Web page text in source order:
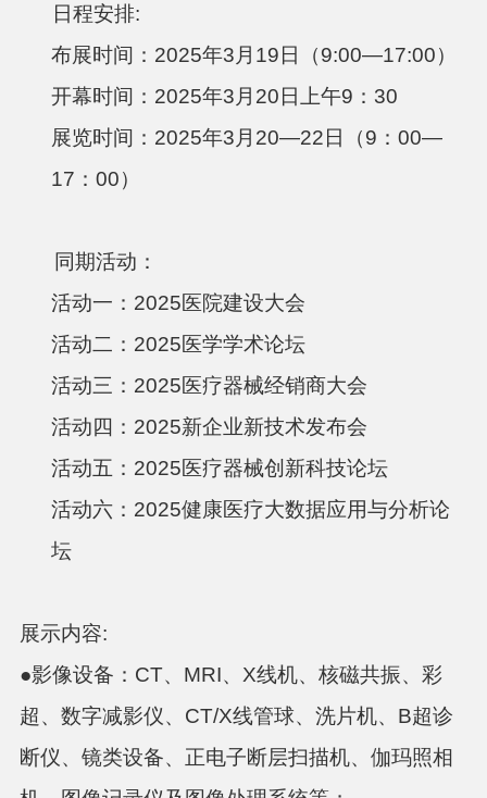
日程安排:
布展时间： 2025年3月19日（9:00—17:00）
开幕时间： 2025年3月20日上午9：30
展览时间： 2025年3月20—22日（9：00—
17：00）
同期活动：
活动一： 2025医院建设大会
活动二： 2025医学学术论坛
活动三： 2025医疗器械经销商大会
活动四： 2025新企业新技术发布会
活动五： 2025医疗器械创新科技论坛
活动六： 2025健康医疗大数据应用与分析论
坛
展示内容:
●影像设备：CT、MRI、X线机、核磁共振、彩
超、数字减影仪、CT/X线管球、洗片机、B超诊
断仪、镜类设备、正电子断层扫描机、伽玛照相